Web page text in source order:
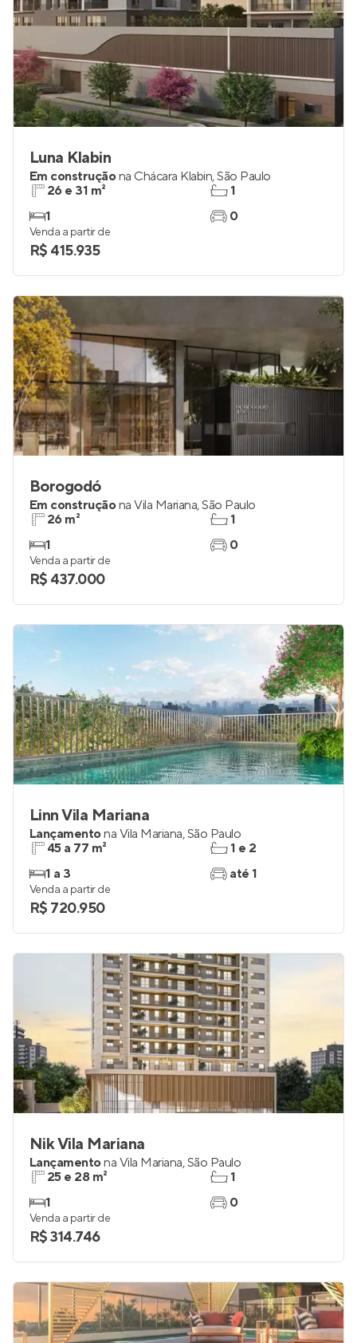
Luna Klabin
Em construçãona Chácara Klabin,São Paulo
26 e 31 m²
1
1
0
Venda a partir de
R$ 415.935
Borogodó
Em construçãona Vila Mariana,São Paulo
26 m²
1
1
0
Venda a partir de
R$ 437.000
Linn Vila Mariana
Lançamentona Vila Mariana,São Paulo
45 a 77 m²
1 a 3
1 e 2
até 1
Venda a partir de
R$ 720.950
Nik Vila Mariana
Lançamentona Vila Mariana,São Paulo
25 e 28 m²
1
1
0
Venda a partir de
R$ 314.746